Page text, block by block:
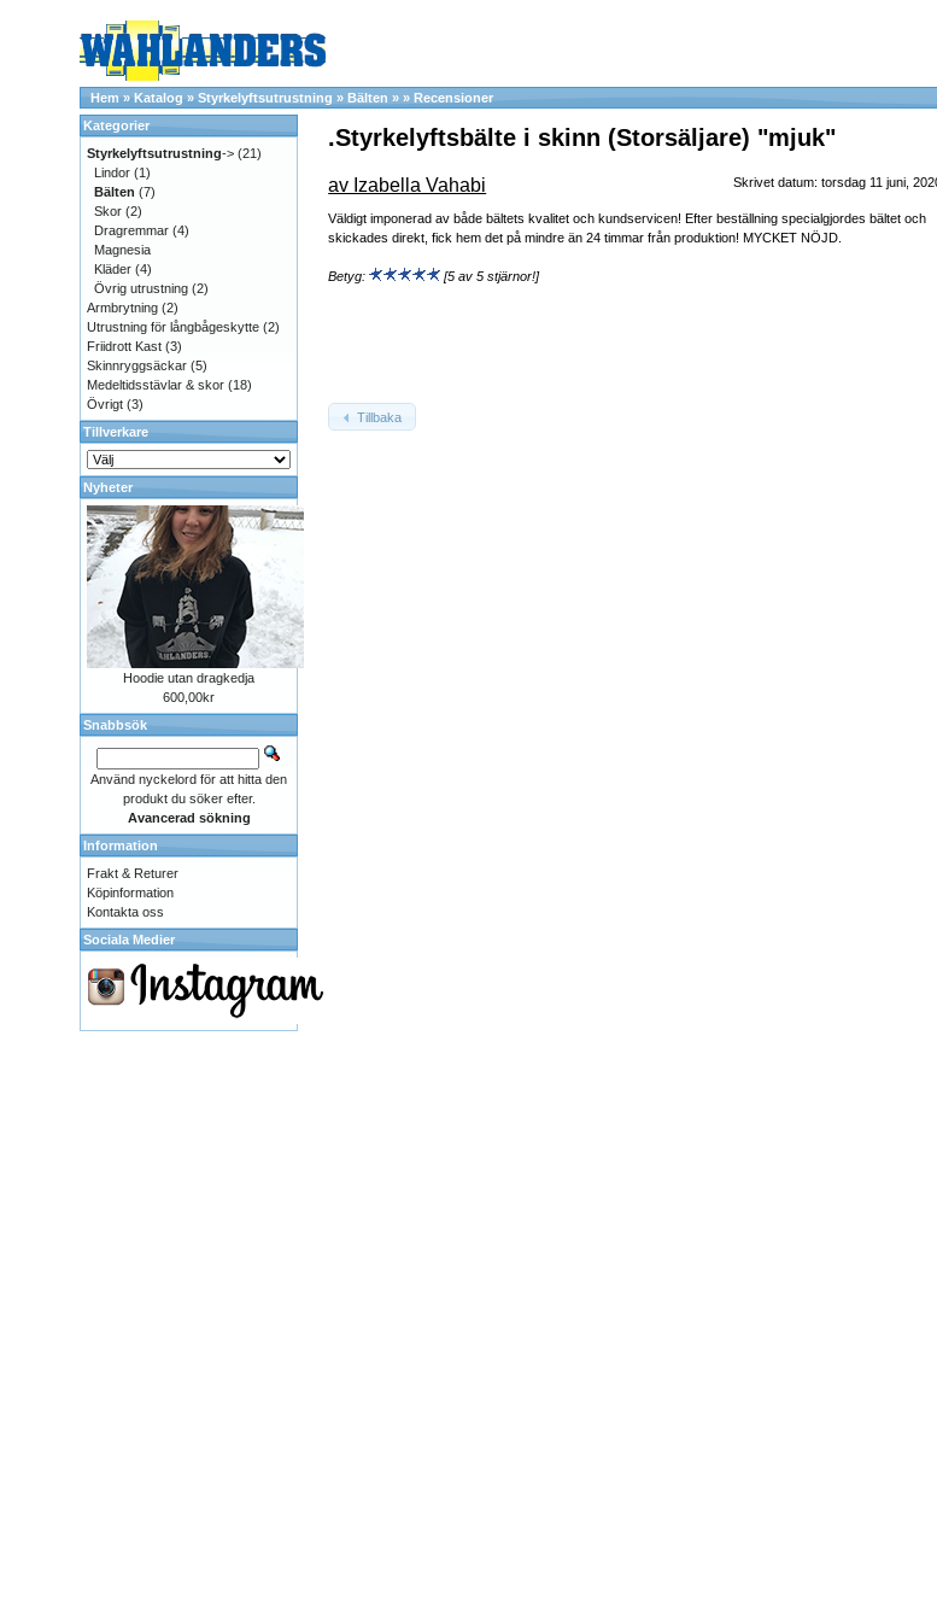
Hem »Katalog »Styrkelyftsutrustning »Bälten »»Recensioner
.Styrkelyftsbälte i skinn (Storsäljare) "mjuk"
Skrivet datum: torsdag 11 juni,
av Izabella Vahabi
Väldigt imponerad av både bältets kvalitet och kundservicen! Efter beställning specialgjordes bältet och
skickades direkt, fick hem det på mindre än 24 timmar från produktion! MYCKET NÖJD.
Betyg: [5 av 5 stjärnor!]
Tillbaka
Kategorier
Styrkelyftsutrustning-> (21)
Lindor (1)
Bälten (7)
Skor (2)
Dragremmar (4)
Magnesia
Kläder (4)
Övrig utrustning (2)
Armbrytning (2)
Utrustning för långbågeskytte (2)
Friidrott Kast (3)
Skinnryggsäckar (5)
Medeltidsstävlar & skor (18)
Övrigt (3)
Tillverkare
Nyheter
Hoodie utan dragkedja
600,00kr
Snabbsök
Använd nyckelord för att hitta den
produkt du söker efter.
Avancerad sökning
Information
Frakt & Returer
Köpinformation
Kontakta oss
Sociala Medier